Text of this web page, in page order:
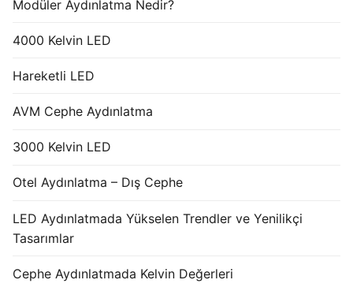
Modüler Aydınlatma Nedir?
4000 Kelvin LED
Hareketli LED
AVM Cephe Aydınlatma
3000 Kelvin LED
Otel Aydınlatma – Dış Cephe
LED Aydınlatmada Yükselen Trendler ve Yenilikçi
Tasarımlar
Cephe Aydınlatmada Kelvin Değerleri